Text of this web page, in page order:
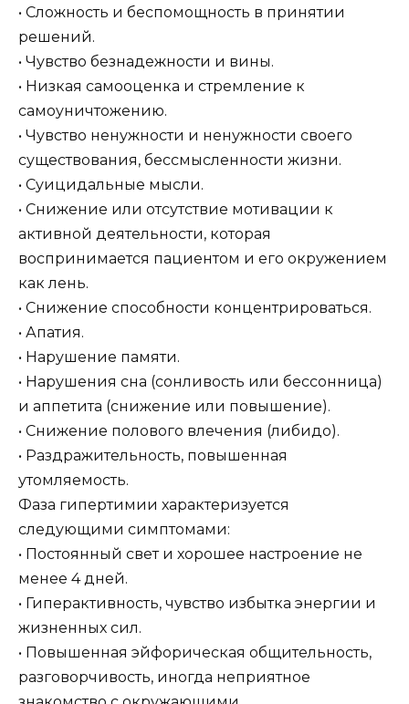
• Сложность и беспомощность в принятии
решений.
• Чувство безнадежности и вины.
• Низкая самооценка и стремление к
самоуничтожению.
• Чувство ненужности и ненужности своего
существования, бессмысленности жизни.
• Суицидальные мысли.
• Снижение или отсутствие мотивации к
активной деятельности, которая
воспринимается пациентом и его окружением
как лень.
• Снижение способности концентрироваться.
• Апатия.
• Нарушение памяти.
• Нарушения сна (сонливость или бессонница)
и аппетита (снижение или повышение).
• Снижение полового влечения (либидо).
• Раздражительность, повышенная
утомляемость.
Фаза гипертимии характеризуется
следующими симптомами:
• Постоянный свет и хорошее настроение не
менее 4 дней.
• Гиперактивность, чувство избытка энергии и
жизненных сил.
• Повышенная эйфорическая общительность,
разговорчивость, иногда неприятное